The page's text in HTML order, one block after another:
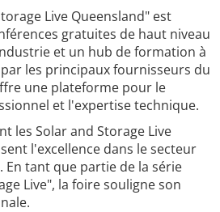
Live Queensland" est
gratuites de haut niveau
et un hub de formation à
les principaux fournisseurs du
une plateforme pour le
et l'expertise technique.
les Solar and Storage Live
l'excellence dans le secteur
tant que partie de la série
Live", la foire souligne son